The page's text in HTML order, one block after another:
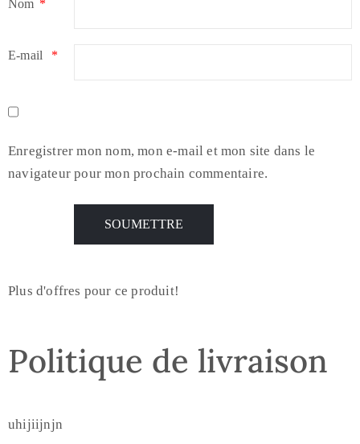
Nom *
E-mail *
Enregistrer mon nom, mon e-mail et mon site dans le
navigateur pour mon prochain commentaire.
Plus d'offres pour ce produit!
Politique de livraison
uhijiijnjn